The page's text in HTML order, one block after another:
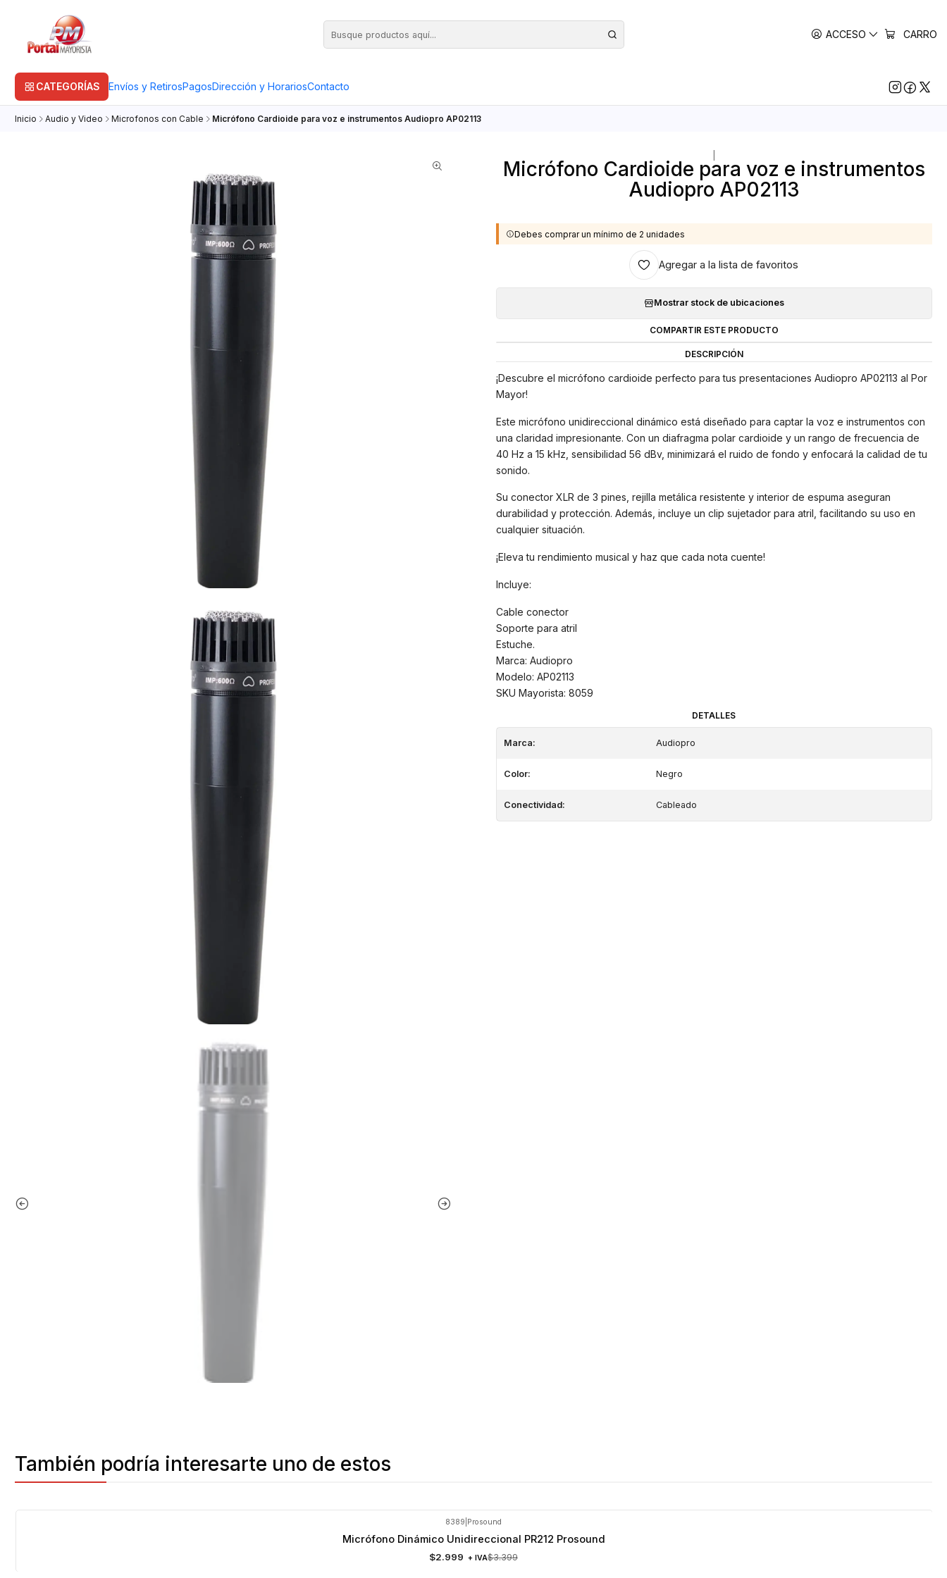
ACCESO CARRO
CATEGORÍAS Envíos y RetirosPagosDirección y HorariosContacto
Inicio Audio y Video Microfonos con Cable Micrófono Cardioide para voz e instrumentos Audiopro AP02113
Micrófono Cardioide para voz e instrumentos
Audiopro AP02113
Debes comprar un mínimo de 2 unidades
Agregar a la lista de favoritos
Mostrar stock de ubicaciones
COMPARTIR ESTE PRODUCTO
DESCRIPCIÓN
¡Descubre el micrófono cardioide perfecto para tus presentaciones Audiopro AP02113 al Por
Mayor!
Este micrófono unidireccional dinámico está diseñado para captar la voz e instrumentos con
una claridad impresionante. Con un diafragma polar cardioide y un rango de frecuencia de
40 Hz a 15 kHz, sensibilidad 56 dBv, minimizará el ruido de fondo y enfocará la calidad de tu
sonido.
Su conector XLR de 3 pines, rejilla metálica resistente y interior de espuma aseguran
durabilidad y protección. Además, incluye un clip sujetador para atril, facilitando su uso en
cualquier situación.
¡Eleva tu rendimiento musical y haz que cada nota cuente!
Incluye:
Cable conector
Soporte para atril
Estuche.
Marca: Audiopro
Modelo: AP02113
SKU Mayorista: 8059
DETALLES
Marca: Audiopro
Color: Negro
Conectividad: Cableado
También podría interesarte uno de estos
8389 Prosound
Micrófono Dinámico Unidireccional PR212 Prosound
$2.999 + IVA$3.399